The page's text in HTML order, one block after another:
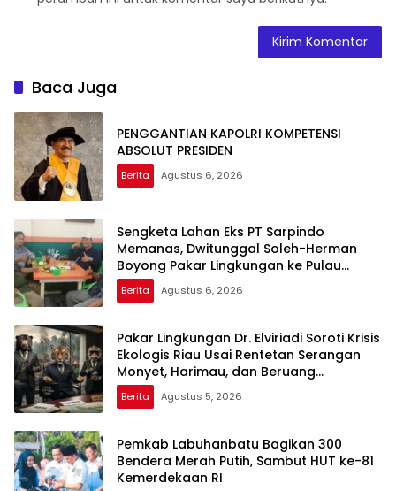
Baca Juga
PENGGANTIAN KAPOLRI KOMPETENSI
ABSOLUT PRESIDEN
Berita Agustus 6, 2026
Sengketa Lahan Eks PT Sarpindo
Memanas, Dwitunggal Soleh-Herman
Boyong Pakar Lingkungan ke Pulau
Rupat
Berita Agustus 6, 2026
Pakar Lingkungan Dr. Elviriadi Soroti Krisis
Ekologis Riau Usai Rentetan Serangan
Monyet, Harimau, dan Beruang
Terhadap Warga
Berita Agustus 5, 2026
Pemkab Labuhanbatu Bagikan 300
Bendera Merah Putih, Sambut HUT ke-81
Kemerdekaan RI